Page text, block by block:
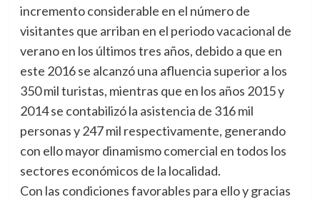
incremento considerable en el número de
visitantes que arriban en el periodo vacacional de
verano en los últimos tres años, debido a que en
este 2016 se alcanzó una afluencia superior a los
350 mil turistas, mientras que en los años 2015 y
2014 se contabilizó la asistencia de 316 mil
personas y 247 mil respectivamente, generando
con ello mayor dinamismo comercial en todos los
sectores económicos de la localidad.
Con las condiciones favorables para ello y gracias